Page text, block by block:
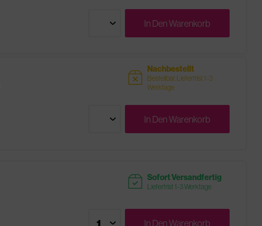
In DenWarenkorb
sold Nachbestellt
Bestellbar, Lieferfrist 1-3
Werktage
In DenWarenkorb
readytoship Sofort Versandfertig
Lieferfrist 1-3 Werktage
In DenWarenkorb